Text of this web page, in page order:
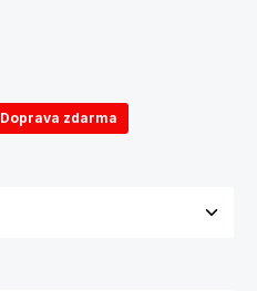
Doprava zdarma